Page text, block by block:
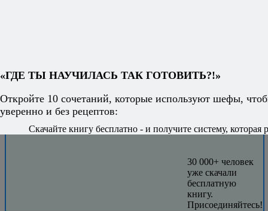
30 000+ человек
уже скачали
бесплатную
книгу.
Присоединяйтесь!
«ГДЕ ТЫ НАУЧИЛАСЬ ТАК ГОТОВИТЬ?!»
Откройте 10 сочетаний, которые используют шефы,
уверенно и без рецептов:
Скачайте книгу бесплатно - и получите систему, которая